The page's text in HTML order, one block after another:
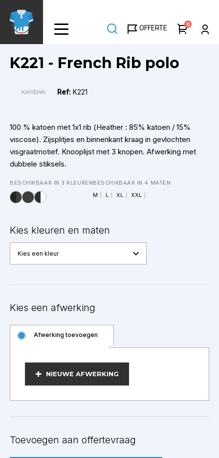
naar
gaan
OFFERTE 0
K221 - French Rib polo
Ref:K221
100 % katoen met 1x1 rib (Heather : 85% katoen / 15%
viscose). Zijsplitjes en binnenkant kraag in gevlochten
visgraatmotief. Knooplijst met 3 knopen. Afwerking met
dubbele stiksels.
BESCHIKBAAR IN 3 KLEURENBESCHIKBAAR IN 4 MATEN
M
L XL XXL
Kies kleuren en maten
Kies een kleur
Kies een afwerking
Afwerking toevoegen
NIEUWE AFWERKING
BEWERKEN
Toevoegen aan offertevraag